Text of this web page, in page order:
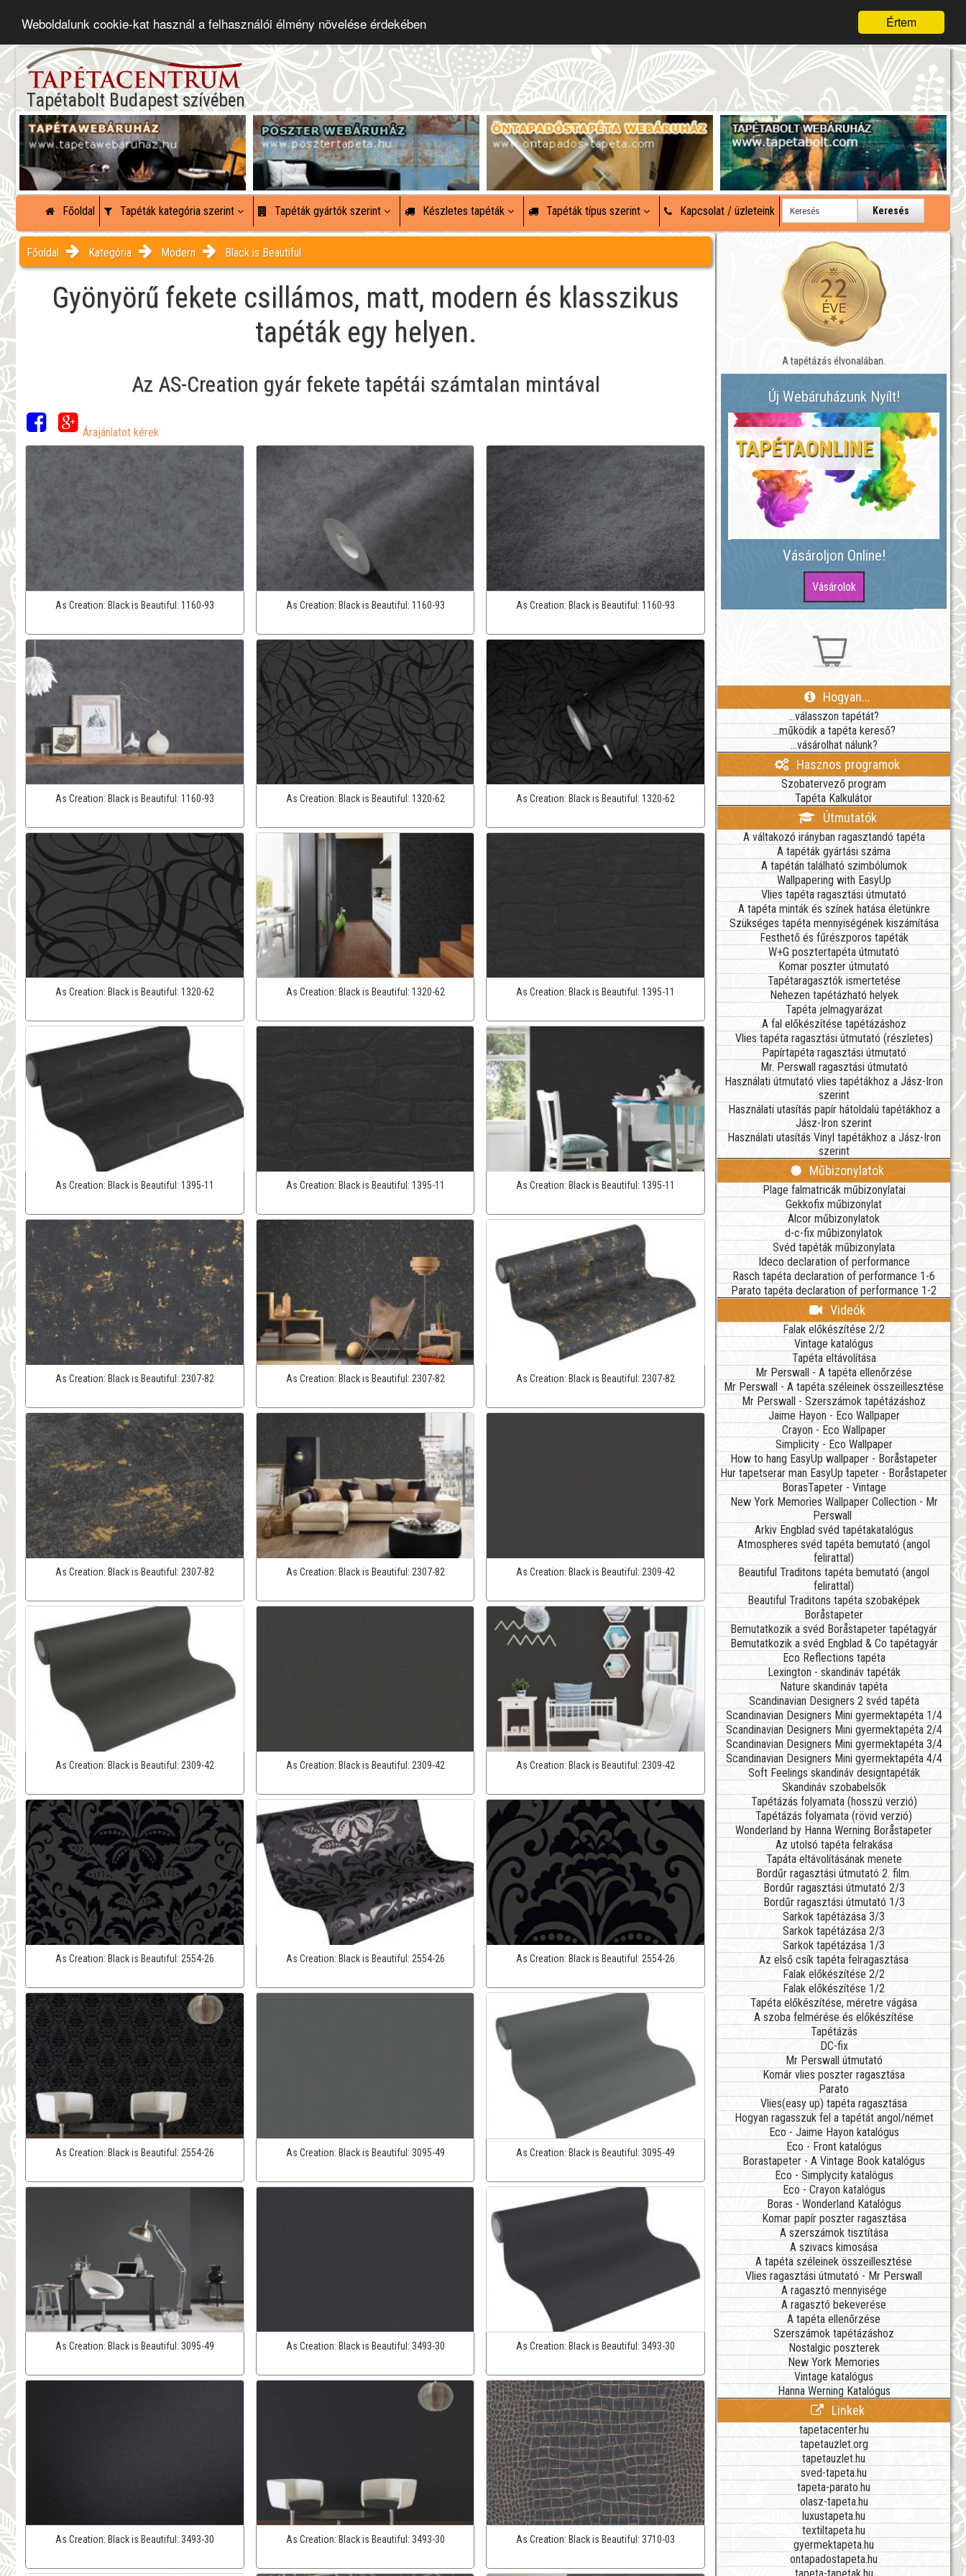
Értem
Weboldalunk cookie-kat használ a felhasználói élmény növelése érdekében
Tapétabolt Budapest szívében
Főoldal Tapéták kategória szerint Tapéták gyártók szerint Készletes tapéták Tapéták típus szerint Kapcsolat / üzleteink Keresés
Főoldal Kategória Modern Black is Beautiful
Gyönyörű fekete csillámos, matt, modern és klasszikus
tapéták egy helyen.
Az AS-Creation gyár fekete tapétái számtalan mintával
Árajánlatot kérek
As Creation: Black is Beautiful: 1160-93 As Creation: Black is Beautiful: 1160-93 As Creation:Black is Beautiful:1160-93
As Creation: Black is Beautiful: 1160-93 As Creation: Black is Beautiful: 1320-62 As Creation: Black is Beautiful:1320-62
As Creation: Black is Beautiful: 1320-62 As Creation: Black is Beautiful: 1320-62 As Creation: Black is Beautiful:1395-11
As Creation: Black is Beautiful: 1395-11 As Creation: Black is Beautiful: 1395-11 As Creation: Black is Beautiful:1395-11
As Creation: Black is Beautiful: 2307-82 As Creation: Black is Beautiful: 2307-82 As Creation: Black is Beautiful: 2307-82
As Creation: Black is Beautiful: 2307-82 As Creation: Black is Beautiful: 2307-82 As Creation: Black is Beautiful: 2309-42
As Creation: Black is Beautiful: 2309-42 As Creation: Black is Beautiful: 2309-42 As Creation: Black is Beautiful:2309-42
As Creation: Black is Beautiful: 2554-26 As Creation: Black is Beautiful: 2554-26 As Creation: Black is Beautiful:2554-26
As Creation: Black is Beautiful: 2554-26 As Creation: Black is Beautiful: 3095-49 As Creation:Black is Beautiful:3095-49
As Creation: Black is Beautiful: 3095-49 As Creation: Black is Beautiful: 3493-30 As Creation: Black is Beautiful:3493-30
As Creation: Black is Beautiful: 3493-30 As Creation: Black is Beautiful: 3493-30 As Creation: Black is Beautiful:3710-03
A tapétázás élvonalában.
Új Webáruházunk Nyílt!
TAPÉTAONLINE
Vásároljon Online!
Hogyan...
...válasszon tapétát?
...működik a tapéta kereső?
...vásárolhat nálunk?
Hasznos programok
Szobatervező program
Tapéta Kalkulátor
Útmutatók
A váltakozó irányban ragasztandó tapéta
A tapéták gyártási száma
A tapétán található szimbólumok
Wallpapering with EasyUp
Vlies tapéta ragasztási útmutató
A tapéta minták és színek hatása életünkre
Szükséges tapéta mennyiségének kiszámítása
Festhető és fűrészporos tapéták
W+G posztertapéta útmutató
Komar poszter útmutató
Tapétaragasztók ismertetése
Nehezen tapétázható helyek
Tapéta jelmagyarázat
A fal előkészítése tapétázáshoz
Vlies tapéta ragasztási útmutató (részletes)
Papírtapéta ragasztási útmutató
Mr. Perswall ragasztási útmutató
Használati útmutató vlies tapétákhoz a Jász-Iron
szerint
Használati utasítás papír hátoldalú tapétákhoz a
Jász-Iron szerint
Használati utasítás Vinyl tapétákhoz a Jász-Iron
szerint
Műbizonylatok
Plage falmatricák műbizonylatai
Gekkofix műbizonylat
Alcor műbizonylatok
d-c-fix műbizonylatok
Svéd tapéták műbizonylata
Ideco declaration of performance
Rasch tapéta declaration of performance 1-6
Parato tapéta declaration of performance 1-2
Videók
Falak előkészítése 2/2
Vintage katalógus
Tapéta eltávolítása
Mr Perswall - A tapéta ellenőrzése
Mr Perswall - A tapéta széleinek összeillesztése
Mr Perswall - Szerszámok tapétázáshoz
Jaime Hayon - Eco Wallpaper
Crayon - Eco Wallpaper
Simplicity - Eco Wallpaper
How to hang EasyUp wallpaper - Boråstapeter
Hur tapetserar man EasyUp tapeter - Boråstapeter
BorasTapeter - Vintage
New York Memories Wallpaper Collection - Mr
Perswall
Arkiv Engblad svéd tapétakatalógus
Atmospheres svéd tapéta bemutató (angol
felirattal)
Beautiful Traditons tapéta bemutató (angol
felirattal)
Beautiful Traditons tapéta szobaképek
Boråstapeter
Bemutatkozik a svéd Boråstapeter tapétagyár
Bemutatkozik a svéd Engblad & Co tapétagyár
Eco Reflections tapéta
Lexington - skandináv tapéták
Nature skandináv tapéta
Scandinavian Designers 2 svéd tapéta
Scandinavian Designers Mini gyermektapéta 1/4
Scandinavian Designers Mini gyermektapéta 2/4
Scandinavian Designers Mini gyermektapéta 3/4
Scandinavian Designers Mini gyermektapéta 4/4
Soft Feelings skandináv designtapéták
Skandináv szobabelsők
Tapétázás folyamata (hosszú verzió)
Tapétázás folyamata (rövid verzió)
Wonderland by Hanna Werning Boråstapeter
Az utolsó tapéta felrakása
Tapáta eltávolításának menete
Bordűr ragasztási útmutató 2. film.
Bordűr ragasztási útmutató 2/3
Bordűr ragasztási útmutató 1/3
Sarkok tapétázása 3/3
Sarkok tapétázása 2/3
Sarkok tapétázása 1/3
Az első csík tapéta felragasztása
Falak előkészítése 2/2
Falak előkészítése 1/2
Tapéta előkészítése, méretre vágása
A szoba felmérése és előkészítése
Tapétázás
DC-fix
Mr Perswall útmutató
Komár vlies poszter ragasztása
Parato
Vlies(easy up) tapéta ragasztása
Hogyan ragasszuk fel a tapétát angol/német
Eco - Jaime Hayon katalógus
Eco - Front katalógus
Borastapeter - A Vintage Book katalógus
Eco - Simplycity katalógus
Eco - Crayon katalógus
Boras - Wonderland Katalógus
Komar papír poszter ragasztása
A szerszámok tisztítása
A szivacs kimosása
A tapéta széleinek összeillesztése
Vlies ragasztási útmutató - Mr Perswall
A ragasztó mennyisége
A ragasztó bekeverése
A tapéta ellenőrzése
Szerszámok tapétázáshoz
Nostalgic poszterek
New York Memories
Vintage katalógus
Hanna Werning Katalógus
Linkek
tapetacenter.hu
tapetauzlet.org
tapetauzlet.hu
sved-tapeta.hu
tapeta-parato.hu
olasz-tapeta.hu
luxustapeta.hu
textiltapeta.hu
gyermektapeta.hu
ontapadostapeta.hu
tapeta-tapetak.hu